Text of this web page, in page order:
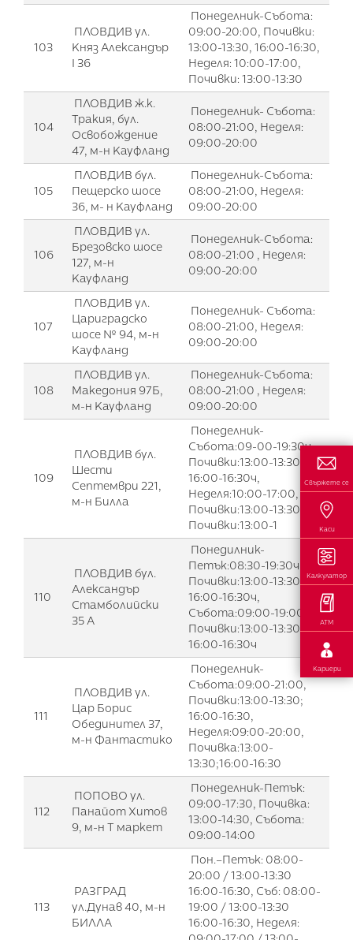
Свържете се
Каси
Калкулатор
АТМ
Кариери
103
ПЛОВДИВ ул.
Княз Александър
I 36
Понеделник-Събота:
09:00-20:00, Почивки:
13:00-13:30, 16:00-16:30,
Неделя: 10:00-17:00,
Почивки: 13:00-13:30
104
ПЛОВДИВ ж.к.
Тракия, бул.
Освобождение
47, м-н Кауфланд
Понеделник- Събота:
08:00-21:00, Неделя:
09:00-20:00
105
ПЛОВДИВ бул.
Пещерско шосе
36, м- н Кауфланд
Понеделник-Събота:
08:00-21:00, Неделя:
09:00-20:00
106
ПЛОВДИВ ул.
Брезовско шосе
127, м-н
Кауфланд
Понеделник-Събота:
08:00-21:00 , Неделя:
09:00-20:00
107
ПЛОВДИВ ул.
Цариградско
шосе № 94, м-н
Кауфланд
Понеделник- Събота:
08:00-21:00, Неделя:
09:00-20:00
108
ПЛОВДИВ ул.
Македония 97Б,
м-н Кауфланд
Понеделник-Събота:
08:00-21:00 , Неделя:
09:00-20:00
109
ПЛОВДИВ бул.
Шести
Септември 221,
м-н Билла
Понеделник-
Събота:09-00-19:30ч,
Почивки:13:00-13:30ч. и
16:00-16:30ч,
Неделя:10:00-17:00,
Почивки:13:00-13:30ч,
Почивки:13:00-1
110
ПЛОВДИВ бул.
Александър
Стамболийски
35 А
Понедилник-
Петък:08:30-19:30ч,
Почивки:13:00-13:30ч. и
16:00-16:30ч,
Събота:09:00-19:00ч.,
Почивки:13:00-13:30ч. и
16:00-16:30ч
111
ПЛОВДИВ ул.
Цар Борис
Обединител 37,
м-н Фантастико
Понеделник-
Събота:09:00-21:00,
Почивки:13:00-13:30;
16:00-16:30,
Неделя:09:00-20:00,
Почивка:13:00-
13:30;16:00-16:30
112
ПОПОВО ул.
Панайот Хитов
9, м-н Т маркет
Понеделник-Петък:
09:00-17:30, Почивка:
13:00-14:30, Събота:
09:00-14:00
113
РАЗГРАД
ул.Дунав 40, м-н
БИЛЛА
Пон.–Петък: 08:00-
20:00 / 13:00-13:30
16:00-16:30, Съб: 08:00-
19:00 / 13:00-13:30
16:00-16:30, Неделя: